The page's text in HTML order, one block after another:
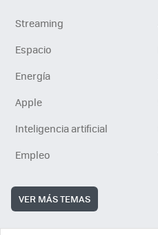
Streaming
Espacio
Energía
Apple
Inteligencia artificial
Empleo
VER MÁS TEMAS